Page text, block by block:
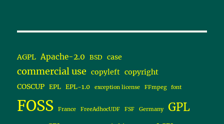
AGPL Apache-2.0 BSD case
commercial use copyleft copyright
COSCUP
EPL EPL-1.0 exception license FFmpeg font
FOSS France FreeAdhocUDF FSF Germany GPL